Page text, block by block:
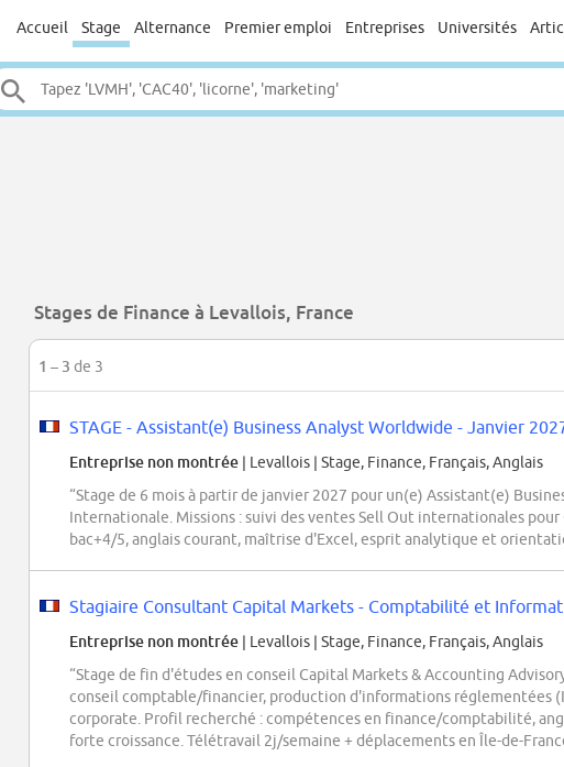
Accueil Stage Alternance Premier emploi Entreprises Universités
Stages de Finance à Levallois, France
1 – 3 de 3
STAGE - Assistant(e) Business Analyst Worldwide - Janvier
Entreprise non montrée | Levallois | Stage, Finance, Français, Anglais
“Stage de 6 mois à partir de janvier 2027 pour un(e) Assistant(e)
Internationale. Missions : suivi des ventes Sell Out internationales
bac+4/5, anglais courant, maîtrise d'Excel, esprit analytique et
Stagiaire Consultant Capital Markets - Comptabilité et
Entreprise non montrée | Levallois | Stage, Finance, Français, Anglais
“Stage de fin d'études en conseil Capital Markets & Accounting
conseil comptable/financier, production d'informations réglementées
corporate. Profil recherché : compétences en finance/comptabilité,
forte croissance. Télétravail 2j/semaine + déplacements en Île-de-